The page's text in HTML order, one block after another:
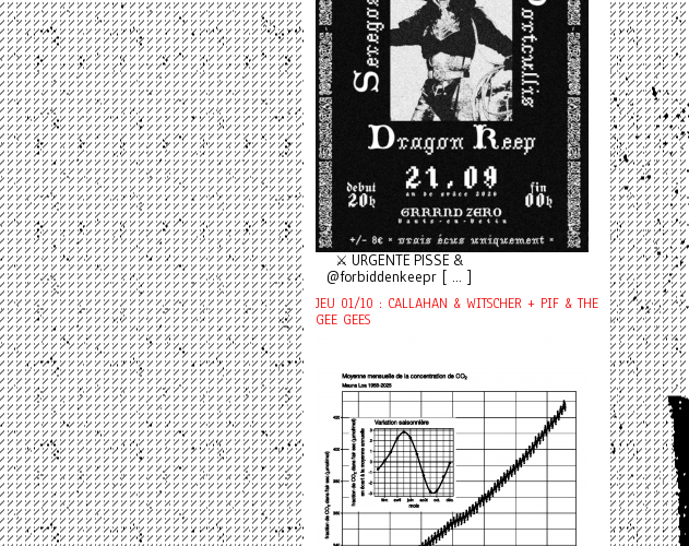
⚔️ URGENTE PISSE &
@forbiddenkeepr [ ... ]
JEU 01/10 : CALLAHAN & WITSCHER + PIF & THE
GEE GEES